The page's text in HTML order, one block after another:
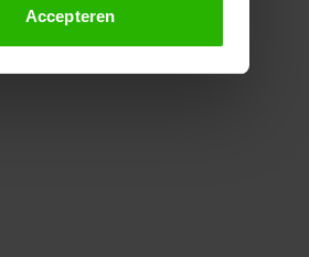
altijd wijzigen of
Accepteren